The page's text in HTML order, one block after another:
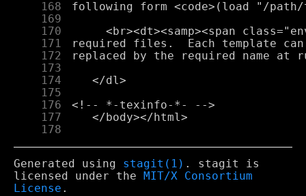
    168
    169
    170
    171
    172
    173
    174
    175
    176
    177
    178
Generated using stagit(1) . stagit is
licensed under the
MIT/X Consortium
License .